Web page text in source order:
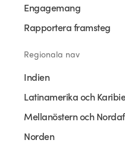
Engagemang
Rapportera framsteg
Regionala nav
Indien
Latinamerika och
Mellanöstern och
Norden